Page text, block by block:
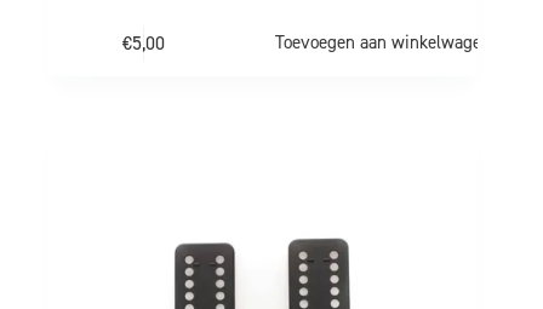
€5,00 Toevoegen aan winkelwagen